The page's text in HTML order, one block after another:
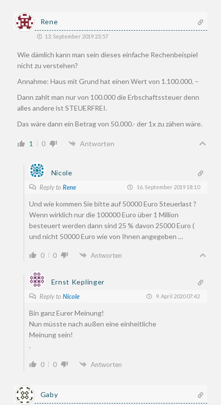
Rene
13. September 2019 23:57
Wie dämlich kann man sein dieses einfache Rechenbeispiel
nicht zu verstehen?
Annahme: Haus mit Grund hat einen Wert von 1.100.000. –
Dann zahlt man nur von 100.000 die Erbschaftssteuer denn
alles andere ist STEUERFREI.
Das wäre dann ein Betrag von 50.000.- der 1x zu zähen wäre.
1 0 Antworten
Nicole
Reply to Rene 16. September 2019 18:10
Und wie kommen Sie bitte auf 50000 Euro Steuerlast ?
Wenn wirklich nur die 100000 Euro über 1 Million
besteuert werden dann sind 25 % davon 25000 Euro (
und nicht 50000 Euro wie von Ihnen angegeben …
0 0 Antworten
Ernst Keplinger
Reply to Nicole 9. April 2020 07:42
Bin ganz Eurer Meinung!
Nun müsste nach außen eine einheitliche
Meinung sein!
.
0 0 Antworten
Gaby